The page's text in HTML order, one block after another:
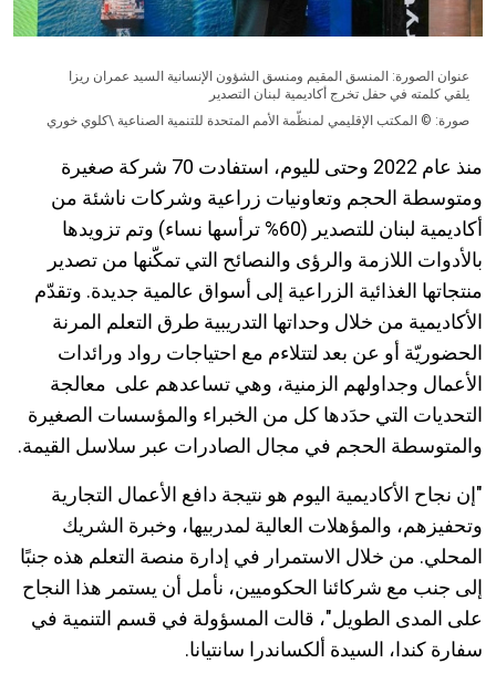
عنوان الصورة: المنسق المقيم ومنسق الشؤون الإنسانية السيد عمران ريزا
يلقي كلمته في حفل تخرج أكاديمية لبنان التصدير
صورة: © المكتب الإقليمي لمنظّمة الأمم المتحدة للتنمية الصناعية \كلوي خوري
منذ عام 2022 وحتى لليوم، استفادت 70 شركة صغيرة
ومتوسطة الحجم وتعاونيات زراعية وشركات ناشئة من
أكاديمية لبنان للتصدير (60% ترأسها نساء) وتم تزويدها
بالأدوات اللازمة والرؤى والنصائح التي تمكّنها من تصدير
منتجاتها الغذائية الزراعية إلى أسواق عالمية جديدة. وتقدّم
الأكاديمية من خلال وحداتها التدريبية طرق التعلم المرنة
الحضوريّة أو عن بعد لتتلاءم مع احتياجات رواد ورائدات
الأعمال وجداولهم الزمنية، وهي تساعدهم على معالجة
التحديات التي حدَدها كل من الخبراء والمؤسسات الصغيرة
والمتوسطة الحجم في مجال الصادرات عبر سلاسل القيمة.
"إن نجاح الأكاديمية اليوم هو نتيجة دافع الأعمال التجارية
وتحفيزهم، والمؤهلات العالية لمدربيها، وخبرة الشريك
المحلي. من خلال الاستمرار في إدارة منصة التعلم هذه جنبًا
إلى جنب مع شركائنا الحكوميين، نأمل أن يستمر هذا النجاح
على المدى الطويل"، قالت المسؤولة في قسم التنمية في
سفارة كندا، السيدة ألكساندرا سانتيانا.